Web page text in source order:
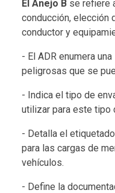
El Anejo B se refiere
conducción, elección
conductor y
- El ADR enumera
peligrosas que se
- Indica el tipo de
utilizar para este tipo
- Detalla el
para las cargas de
vehículos.
- Define la